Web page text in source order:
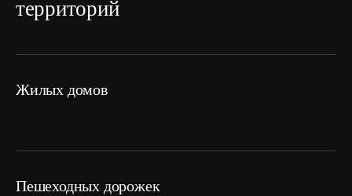
территорий
жилых домов
пешеходных дорожек